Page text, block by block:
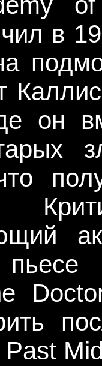
в
он